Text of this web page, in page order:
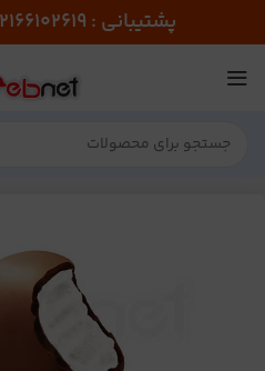
پشتیبانی : 02166102619 - 09366119082